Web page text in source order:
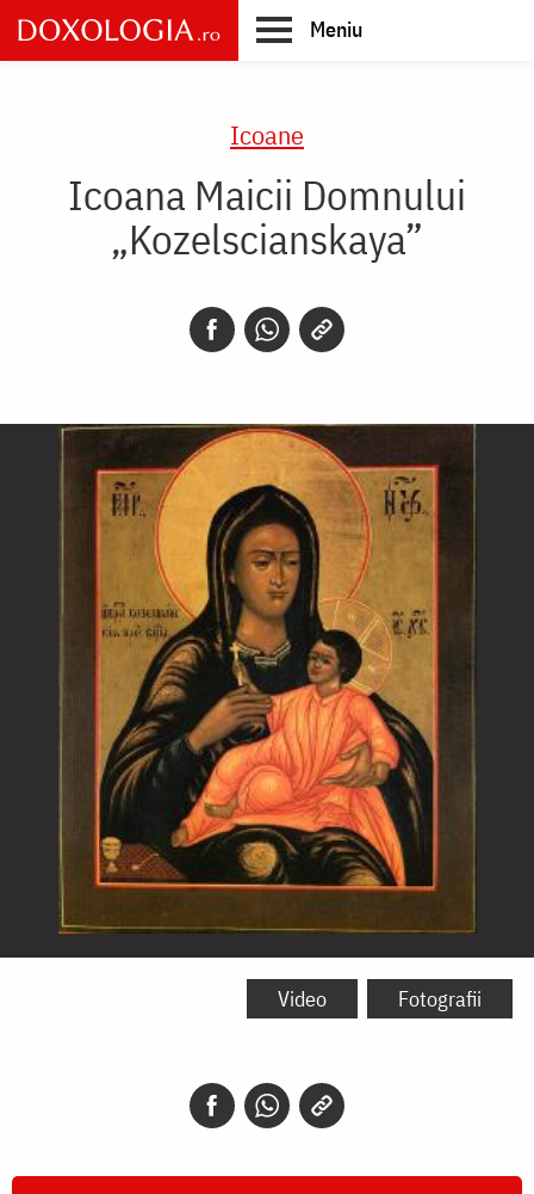
Skip
to
main
Meniu
Icoane
Icoana Maicii Domnului
„Kozelscianskaya”
Icoana
„Kozelscianskaya”
Video Fotografii